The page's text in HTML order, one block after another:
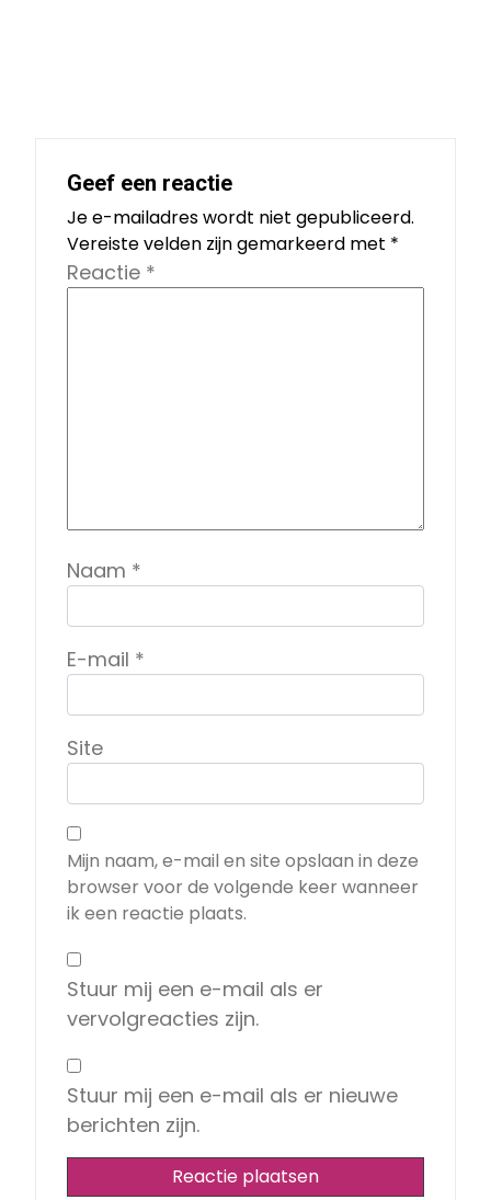
Geef een reactie
Je e-mailadres wordt niet gepubliceerd.
Vereiste velden zijn gemarkeerd met *
Reactie *
Naam *
E-mail *
Site
Mijn naam, e-mail en site opslaan in deze
browser voor de volgende keer wanneer
ik een reactie plaats.
Stuur mij een e-mail als er
vervolgreacties zijn.
Stuur mij een e-mail als er nieuwe
berichten zijn.